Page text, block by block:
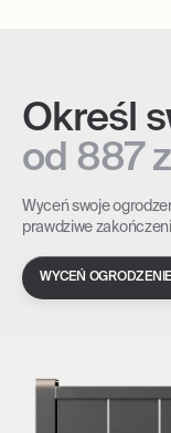
Określ
od 887
Wyceń swoje
prawdziwe
WYCEŃ OGRODZENIE